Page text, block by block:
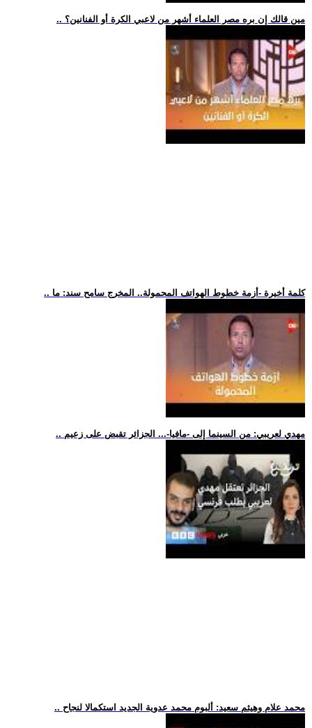
.. مين قالك إن بره مصر العلماء أشهر من لاعبي الكرة أو الفنانين؟
.. كلمة أخيرة -أزمة خطوط الهواتف المحمولة.. المخرج سامح سند: ما
.. مهدي لعريبي: من السينما إلى -مافيا-... الجزائر تقبض على زعيم
.. محمد علام وهيثم سعيد: ألبوم محمد عدوية الجديد استكمالا لنجاح